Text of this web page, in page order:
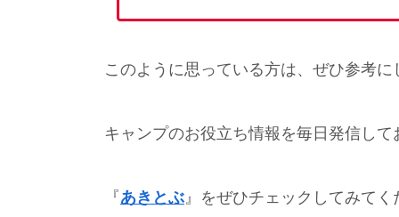
このように思っている方は、ぜひ参考
キャンプのお役立ち情報を毎日発信して
『あきとぶ』をぜひチェックしてみてく